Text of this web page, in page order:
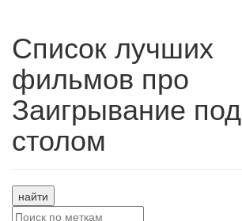
Список лучших
фильмов про
Заигрывание под
столом
найти